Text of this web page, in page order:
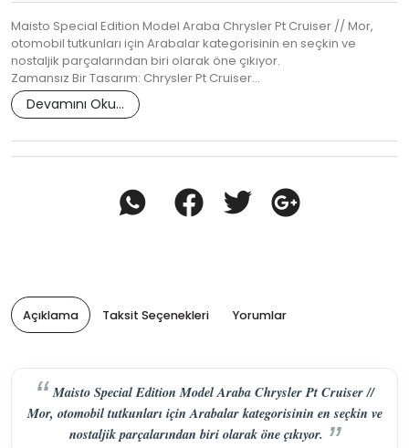
Maisto Special Edition Model Araba Chrysler Pt Cruiser // Mor,
otomobil tutkunları için Arabalar kategorisinin en seçkin ve
nostaljik parçalarından biri olarak öne çıkıyor.
Zamansız Bir Tasarım: Chrysler Pt Cruiser…
Devamını Oku...
Açıklama Taksit Seçenekleri Yorumlar
Maisto Special Edition Model Araba Chrysler Pt Cruiser //
Mor, otomobil tutkunları için Arabalar kategorisinin en seçkin ve
nostaljik parçalarından biri olarak öne çıkıyor.